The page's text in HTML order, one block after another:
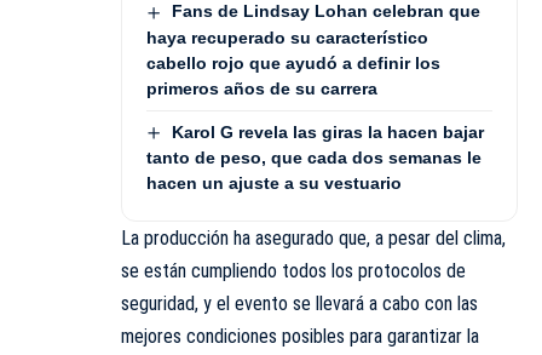
Fans de Lindsay Lohan celebran que
haya recuperado su característico
cabello rojo que ayudó a definir los
primeros años de su carrera
Karol G revela las giras la hacen bajar
tanto de peso, que cada dos semanas le
hacen un ajuste a su vestuario
La producción ha asegurado que, a pesar del clima,
se están cumpliendo todos los protocolos de
seguridad, y el evento se llevará a cabo con las
mejores condiciones posibles para garantizar la